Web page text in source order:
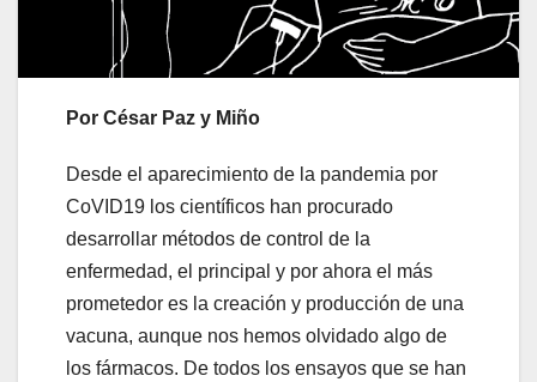
Por César Paz y Miño
Desde el aparecimiento de la pandemia por
CoVID19 los científicos han procurado
desarrollar métodos de control de la
enfermedad, el principal y por ahora el más
prometedor es la creación y producción de una
vacuna, aunque nos hemos olvidado algo de
los fármacos. De todos los ensayos que se han